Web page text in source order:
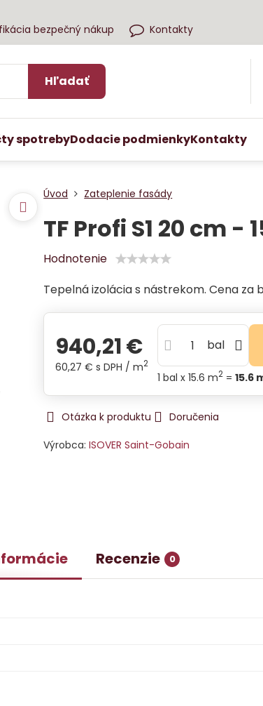
bezpečný nákup Kontakty
Hľadať
spotrebyDodacie podmienkyKontakty
Úvod Zateplenie fasády
TF Profi S1 20 cm -
Hodnotenie
Tepelná izolácia s nástrekom. Cena za
940,21 €
60,27 € s DPH / m2
bal
1 balx 15.6 m2 =15.6
Otázka k produktu
Doručenia
Výrobca:ISOVER Saint-Gobain
Recenzie 0